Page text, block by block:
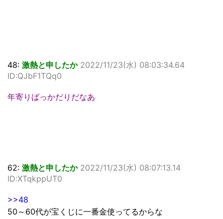
48: 激熱と申したか 2022/11/23(水) 08:03:34.64
ID:QJbF1TQq0
年寄りばっかだりだなあ
62: 激熱と申したか 2022/11/23(水) 08:07:13.14
ID:XTqkppUT0
>>48
50～60代が宝くじに一番金使ってるからな